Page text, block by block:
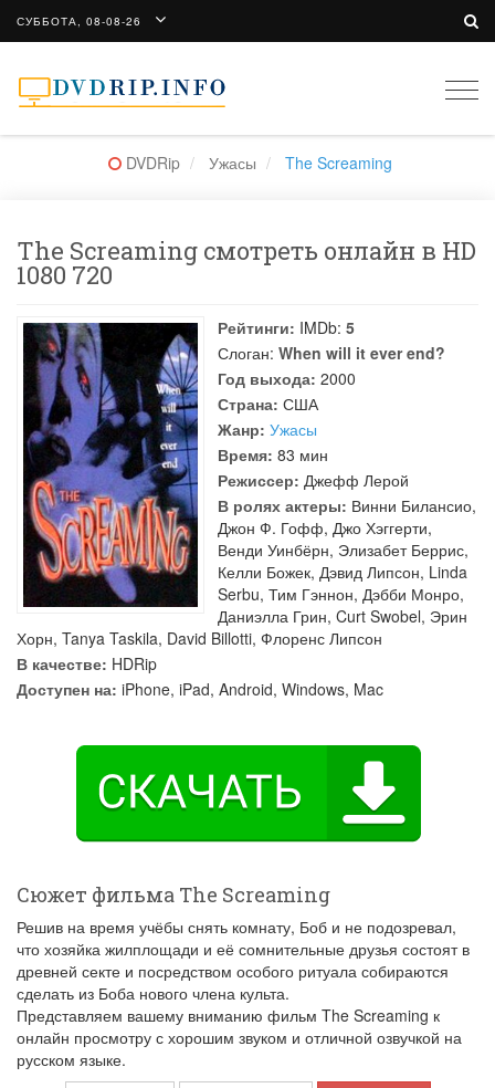
СУББОТА, 08-08-26
DVDRip Ужасы The Screaming
The Screaming смотреть онлайн в HD
1080 720
Рейтинги: IMDb: 5
Слоган: When will it ever end?
Год выхода: 2000
Страна: США
Жанр: Ужасы
Время: 83 мин
Режиссер: Джефф Лерой
В ролях актеры: Винни Билансио,
Джон Ф. Гофф, Джо Хэггерти,
Венди Уинбёрн, Элизабет Беррис,
Келли Божек, Дэвид Липсон, Linda
Serbu, Тим Гэннон, Дэбби Монро,
Даниэлла Грин, Curt Swobel, Эрин
Хорн, Tanya Taskila, David Billotti, Флоренс Липсон
В качестве: HDRip
Доступен на: iPhone, iPad, Android, Windows, Mac
Сюжет фильма The Screaming
Решив на время учёбы снять комнату, Боб и не подозревал,
что хозяйка жилплощади и её сомнительные друзья состоят в
древней секте и посредством особого ритуала собираются
сделать из Боба нового члена культа.
Представляем вашему вниманию фильм The Screaming к
онлайн просмотру с хорошим звуком и отличной озвучкой на
русском языке.